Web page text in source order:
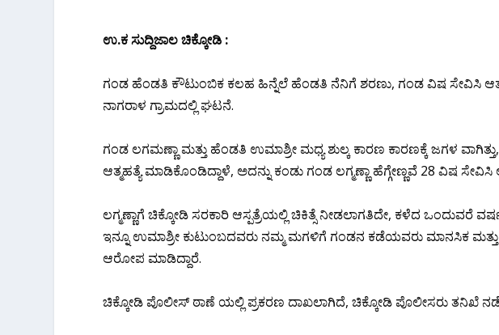
ಉ.ಕ‌ ಸುದ್ದಿಜಾಲ ಚಿಕ್ಕೋಡಿ :
ಗಂಡ ಹೆಂಡತಿ ಕೌಟುಂಬಿಕ ಕಲಹ ಹಿನ್ನೆಲೆ ಹೆಂಡತಿ ನೆನಿಗೆ ಶರಣು, ಗಂಡ ವಿಷ ಸೇವಿಸಿ
ನಾಗರಾಳ ಗ್ರಾಮದಲ್ಲಿ ಘಟನೆ.
ಗಂಡ ಲಗಮಣ್ಣಾ ಮತ್ತು ಹೆಂಡತಿ ಉಮಾಶ್ರೀ ಮಧ್ಯ ಶುಲ್ಕ ಕಾರಣ ಕಾರಣಕ್ಕೆ ಜಗಳ
ಆತ್ಮಹತ್ಯೆ ಮಾಡಿಕೊಂಡಿದ್ದಾಳೆ, ಅದನ್ನು ಕಂಡು ಗಂಡ ಲಗ್ಮಣ್ಣಾ ಹೆಗ್ಗೇಣ್ಣವೆ 28 ವಿಷ ಸೇವಿಸಿ
ಲಗ್ಮಣ್ಣಾಗೆ ಚಿಕ್ಕೋಡಿ ಸರಕಾರಿ ಆಸ್ಪತ್ರೆಯಲ್ಲಿ ಚಿಕಿತ್ಸೆ ನೀಡಲಾಗತಿದೇ, ಕಳೆದ ಒಂದುವರೆ
ಇನ್ನೂ ಉಮಾಶ್ರೀ ಕುಟುಂಬದವರು ನಮ್ಮ ಮಗಳಿಗೆ ಗಂಡನ ಕಡೆಯವರು ಮಾನಸಿಕ ಮತ್ತು
ಆರೋಪ ಮಾಡಿದ್ದಾರೆ.
ಚಿಕ್ಕೋಡಿ ಪೊಲೀಸ್ ಠಾಣೆ ಯಲ್ಲಿ ಪ್ರಕರಣ ದಾಖಲಾಗಿದೆ, ಚಿಕ್ಕೋಡಿ ಪೊಲೀಸರು ತನಿಖೆ